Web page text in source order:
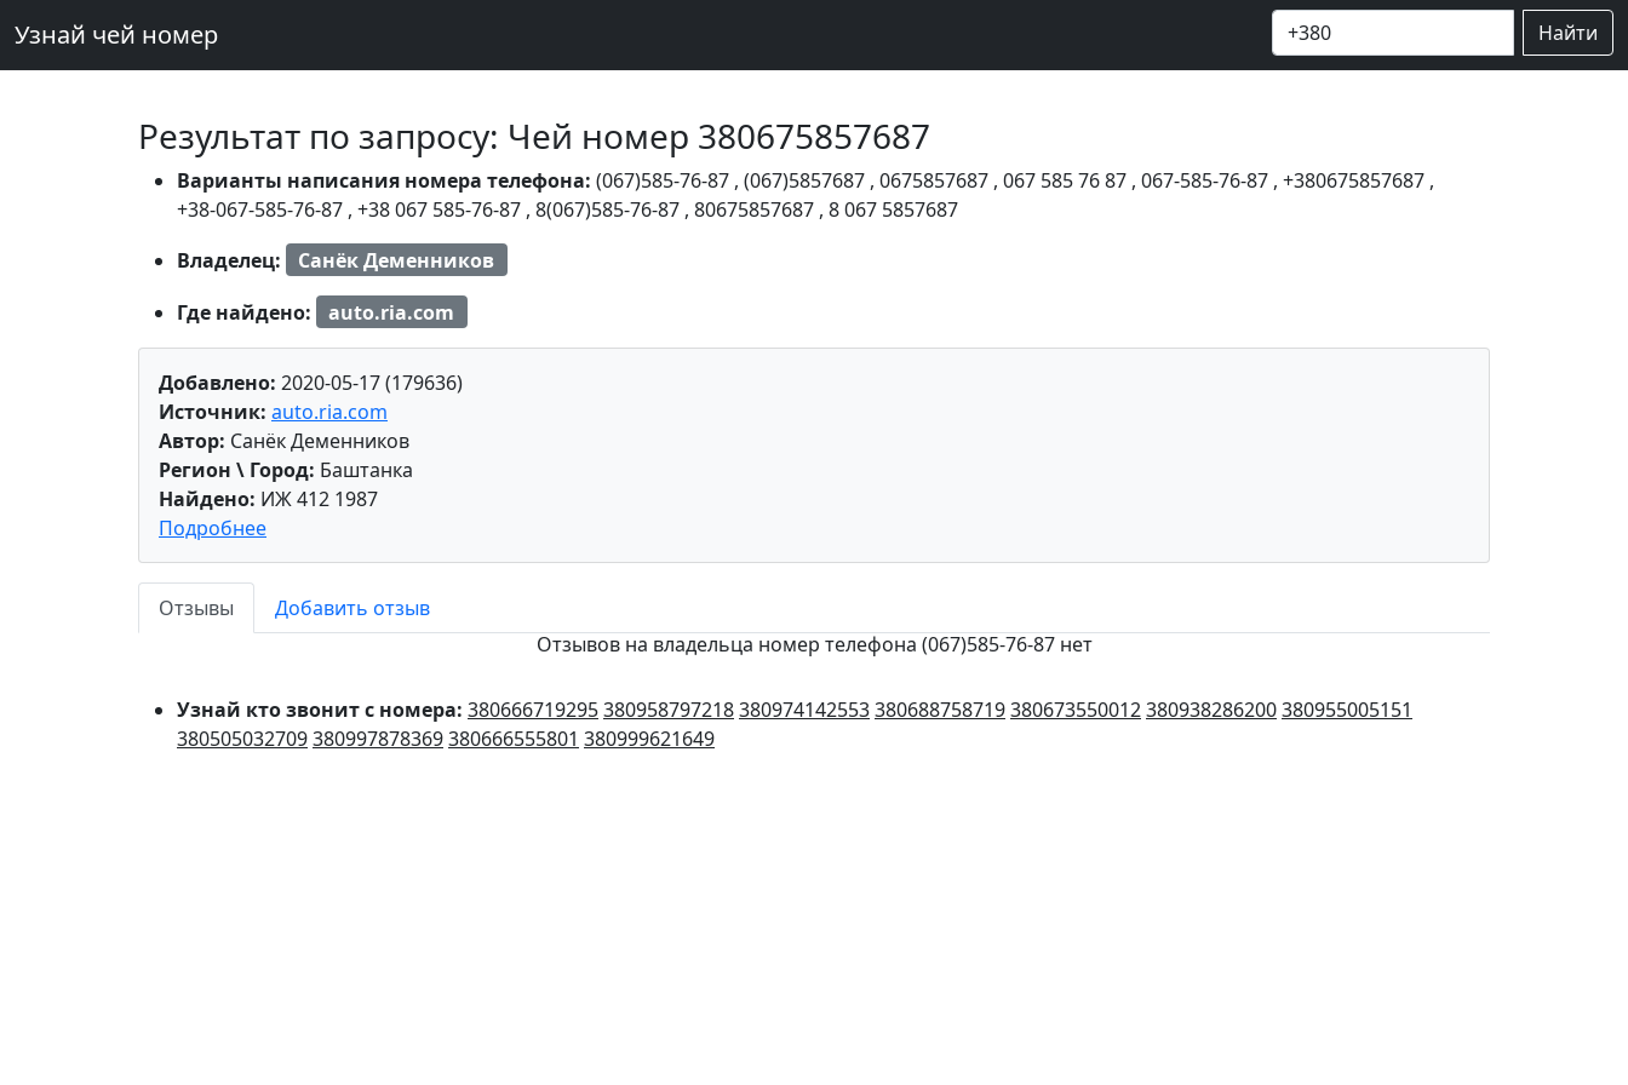
Узнай чей номер Найти
Результат по запросу: Чей номер 380675857687
Варианты написания номера телефона: (067)585-76-87 , (067)5857687 , 0675857687 , 067 585 76 87 , 067-585-76-87 , +380675857687 ,
+38-067-585-76-87 , +38 067 585-76-87 , 8(067)585-76-87 , 80675857687 , 8 067 5857687
Владелец:
Санёк Деменников
Где найдено:
auto.ria.com
Добавлено: 2020-05-17 (179636)
Источник: auto.ria.com
Автор: Санёк Деменников
Регион \ Город: Баштанка
Найдено: ИЖ 412 1987
Подробнее
Отзывы
Добавить отзыв
Отзывов на владельца номер телефона (067)585-76-87 нет
Узнай кто звонит с номера: 380666719295380958797218380974142553380688758719380673550012380938286200380955005151
380505032709380997878369380666555801 380999621649